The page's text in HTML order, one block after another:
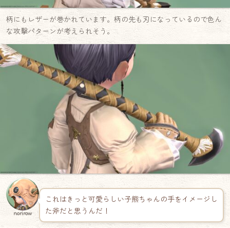
柄にもレザーが巻かれています。柄の先も刃になっているので色ん
な攻撃パターンが考えられそう。
norirow
これはきっと可愛らしい子熊ちゃんの手をイメージし
た斧だと思うんだ！